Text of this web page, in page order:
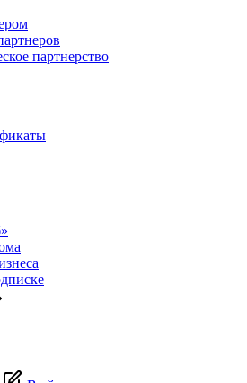
партнерство